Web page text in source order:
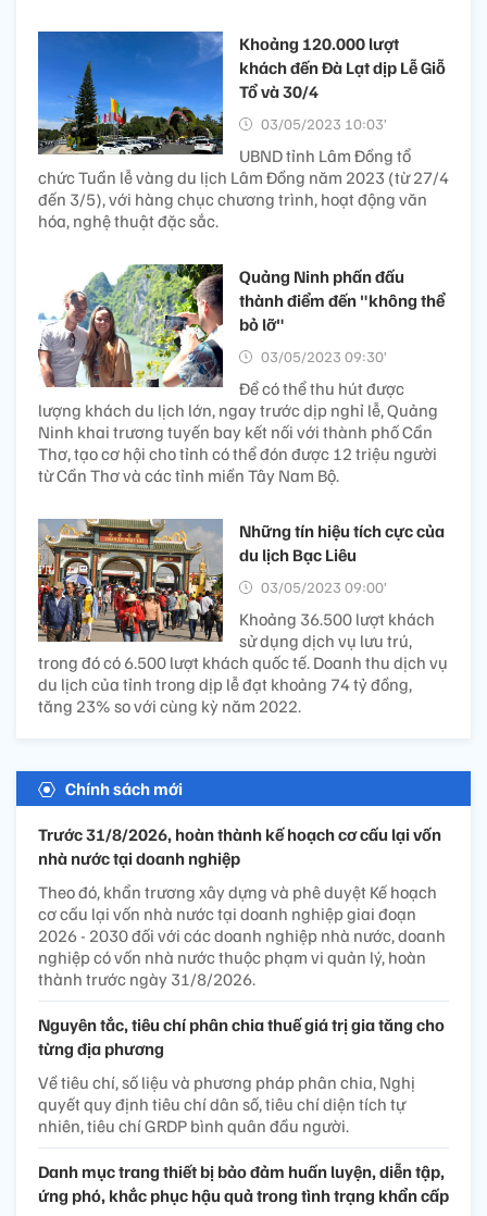
Khoảng 120.000 lượt
khách đến Đà Lạt dịp Lễ Giỗ
Tổ và 30/4
03/05/2023 10:03’
UBND tỉnh Lâm Đồng tổ
chức Tuần lễ vàng du lịch Lâm Đồng năm 2023 (từ 27/4
đến 3/5), với hàng chục chương trình, hoạt động văn
hóa, nghệ thuật đặc sắc.
Quảng Ninh phấn đấu
thành điểm đến "không thể
bỏ lỡ"
03/05/2023 09:30’
Để có thể thu hút được
lượng khách du lịch lớn, ngay trước dịp nghỉ lễ, Quảng
Ninh khai trương tuyến bay kết nối với thành phố Cần
Thơ, tạo cơ hội cho tỉnh có thể đón được 12 triệu người
từ Cần Thơ và các tỉnh miền Tây Nam Bộ.
Những tín hiệu tích cực của
du lịch Bạc Liêu
03/05/2023 09:00’
Khoảng 36.500 lượt khách
sử dụng dịch vụ lưu trú,
trong đó có 6.500 lượt khách quốc tế. Doanh thu dịch vụ
du lịch của tỉnh trong dịp lễ đạt khoảng 74 tỷ đồng,
tăng 23% so với cùng kỳ năm 2022.
Chính sách mới
Trước 31/8/2026, hoàn thành kế hoạch cơ cấu lại vốn
nhà nước tại doanh nghiệp
Theo đó, khẩn trương xây dựng và phê duyệt Kế hoạch
cơ cấu lại vốn nhà nước tại doanh nghiệp giai đoạn
2026 - 2030 đối với các doanh nghiệp nhà nước, doanh
nghiệp có vốn nhà nước thuộc phạm vi quản lý, hoàn
thành trước ngày 31/8/2026.
Nguyên tắc, tiêu chí phân chia thuế giá trị gia tăng cho
từng địa phương
Về tiêu chí, số liệu và phương pháp phân chia, Nghị
quyết quy định tiêu chí dân số, tiêu chí diện tích tự
nhiên, tiêu chí GRDP bình quân đầu người.
Danh mục trang thiết bị bảo đảm huấn luyện, diễn tập,
ứng phó, khắc phục hậu quả trong tình trạng khẩn cấp